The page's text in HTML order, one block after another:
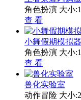
角色扮演 大小
查 看
小舞假期模拟
角色扮演 大小
查 看
兽化实验室
动作冒险 大小